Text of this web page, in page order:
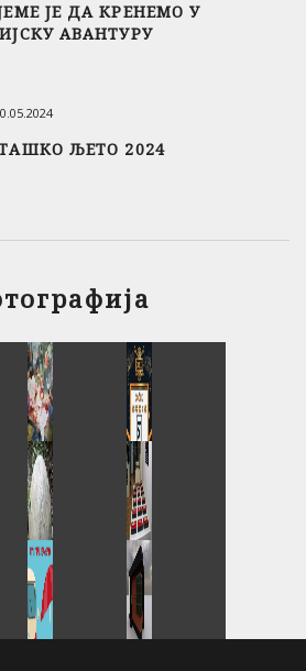
ЈЕ ДА КРЕНЕМО У
АВАНТУРУ
ЉЕТО 2024